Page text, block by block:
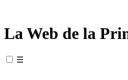
La Web de la
☰